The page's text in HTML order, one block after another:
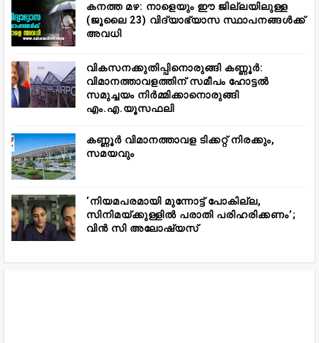
കനത്ത മഴ: നാളെയും ഈ ജില്ലയിലുള്ള
(ജൂലൈ 23) വിദ്യാഭ്യാസ സ്ഥാപനങ്ങൾക്ക്
അവധി
വികസനക്കുതിപ്പിനൊരുങ്ങി കണ്ണൂർ:
വിമാനത്താവളത്തിന് സമീപം ഹോട്ടൽ
സമുച്ചയം നിർമ്മിക്കാനൊരുങ്ങി
എം.എ.യൂസഫലി
കണ്ണൂർ വിമാനത്താവള ടിക്കറ്റ് നിരക്കും,
സമയവും
‘നിയമപരമായി മുന്നോട്ട് പോകില്ല,
സിനിമയ്ക്കുള്ളിൽ പരാതി പരിഹരിക്കണം’;
വിൻ സി അലോഷ്യസ്